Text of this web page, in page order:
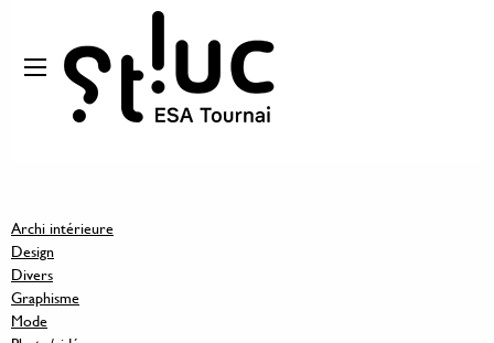
Archi intérieure
Design
Divers
Graphisme
Mode